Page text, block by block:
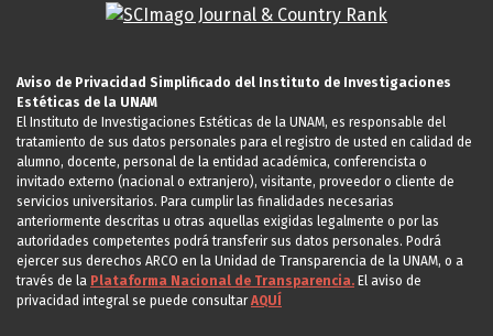
Aviso de Privacidad Simplificado del Instituto de Investigaciones
Estéticas de la UNAM
El Instituto de Investigaciones Estéticas de la UNAM, es responsable del
tratamiento de sus datos personales para el registro de usted en calidad de
alumno, docente, personal de la entidad académica, conferencista o
invitado externo (nacional o extranjero), visitante, proveedor o cliente de
servicios universitarios. Para cumplir las finalidades necesarias
anteriormente descritas u otras aquellas exigidas legalmente o por las
autoridades competentes podrá transferir sus datos personales. Podrá
ejercer sus derechos ARCO en la Unidad de Transparencia de la UNAM, o a
través de la Plataforma Nacional de Transparencia. El aviso de
privacidad integral se puede consultarAQUÍ